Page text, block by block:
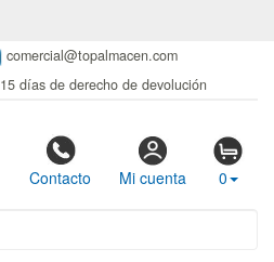
comercial@topalmacen.com
15 días de derecho de devolución
Contacto Mi cuenta 0